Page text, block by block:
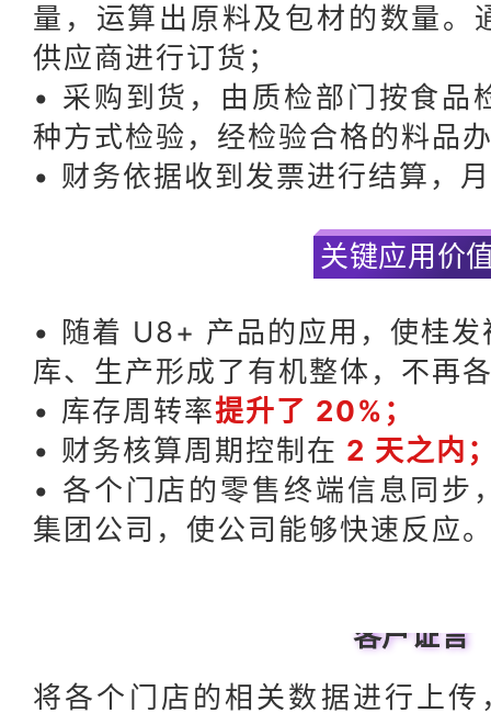
量，运算出原料及包材的数量。
供应商进行订货；
• 采购到货，由质检部门按食品
种方式检验，经检验合格的料品
• 财务依据收到发票进行结算，
关键应用价
• 随着 U8+ 产品的应用，使桂
库、生产形成了有机整体，不再
• 库存周转率提升了 20%；
• 财务核算周期控制在 2 天之内
• 各个门店的零售终端信息同步
集团公司，使公司能够快速反应
客户证言
将各个门店的相关数据进行上